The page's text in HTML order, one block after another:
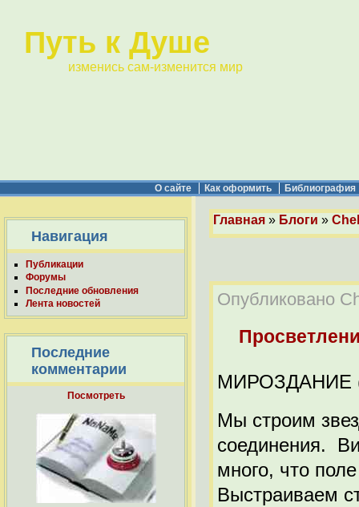
Путь к Душе
изменись сам-изменится мир
О сайте Как оформить Библиография
Навигация
Публикации
Форумы
Последние обновления
Лента новостей
Последние
комментарии
Посмотреть
Главная » Блоги »
Опубликовано
МИРОЗДАНИЕ
Мы строим
соединения.
много, что
Выстраиваем